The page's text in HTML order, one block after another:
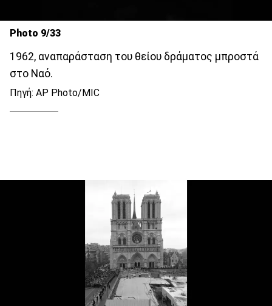
Photo 9/33
1962, αναπαράσταση του θείου δράματος μπροστά
στο Ναό.
Πηγή: AP Photo/MIC